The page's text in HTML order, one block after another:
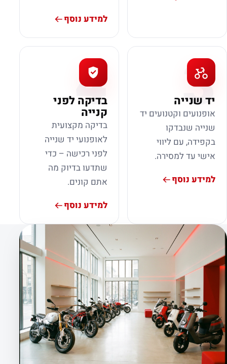
למידע נוסף
3
יד שנייה
אופנועים וקטנועים יד
שנייה שנבדקו
בקפידה, עם ליווי
אישי עד למסירה.
למידע נוסף
4
בדיקה לפני
קנייה
בדיקה מקצועית
לאופנועי יד שנייה
לפני רכישה – כדי
שתדעו בדיוק מה
אתם קונים.
למידע נוסף